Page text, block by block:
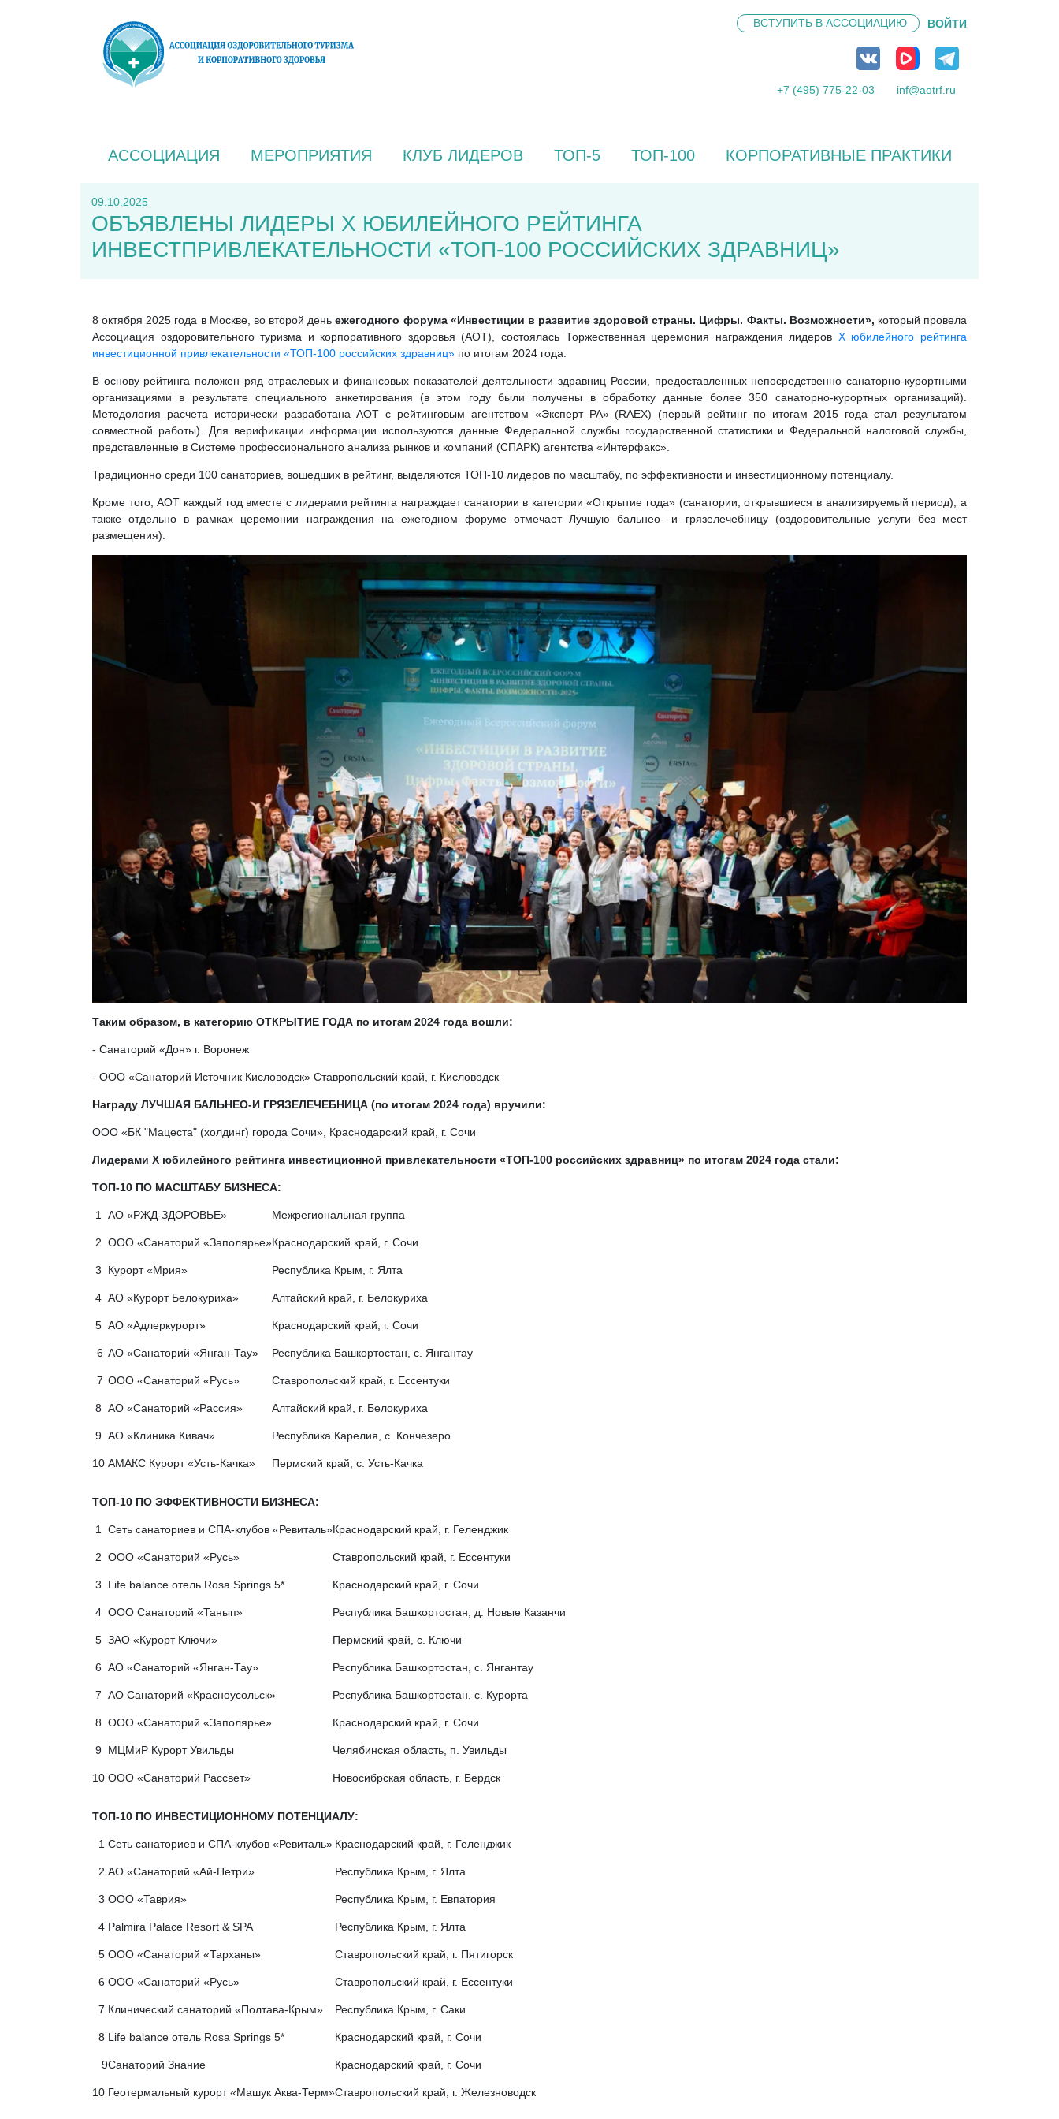
ВСТУПИТЬ В АССОЦИАЦИЮ ВОЙТИ
+7 (495) 775-22-03 inf@aotrf.ru
АССОЦИАЦИЯ МЕРОПРИЯТИЯ КЛУБ ЛИДЕРОВ ТОП-5 ТОП-100 КОРПОРАТИВНЫЕ ПРАКТИКИ
09.10.2025
ОБЪЯВЛЕНЫ ЛИДЕРЫ Х ЮБИЛЕЙНОГО РЕЙТИНГА
ИНВЕСТПРИВЛЕКАТЕЛЬНОСТИ «ТОП-100 РОССИЙСКИХ ЗДРАВНИЦ»
8 октября 2025 года в Москве, во второй деньежегодного форума «Инвестиции в развитие здоровой страны. Цифры. Факты. Возможности», который провела
Ассоциация оздоровительного туризма и корпоративного здоровья (АОТ), состоялась Торжественная церемония награждения лидеров Х юбилейного рейтинга
инвестиционной привлекательности «ТОП-100 российских здравниц» по итогам 2024 года.
В основу рейтинга положен ряд отраслевых и финансовых показателей деятельности здравниц России, предоставленных непосредственно санаторно-курортными
организациями в результате специального анкетирования (в этом году были получены в обработку данные более 350 санаторно-курортных организаций).
Методология расчета исторически разработана АОТ с рейтинговым агентством «Эксперт РА» (RAEX) (первый рейтинг по итогам 2015 года стал результатом
совместной работы). Для верификации информации используются данные Федеральной службы государственной статистики и Федеральной налоговой службы,
представленные в Системе профессионального анализа рынков и компаний (СПАРК) агентства «Интерфакс».
Традиционно среди 100 санаториев, вошедших в рейтинг, выделяются ТОП-10 лидеров по масштабу, по эффективности и инвестиционному потенциалу.
Кроме того, АОТ каждый год вместе с лидерами рейтинга награждает санатории в категории «Открытие года» (санатории, открывшиеся в анализируемый период), а
также отдельно в рамках церемонии награждения на ежегодном форуме отмечает Лучшую бальнео- и грязелечебницу (оздоровительные услуги без мест
размещения).
Таким образом, в категорию ОТКРЫТИЕ ГОДА по итогам 2024 года вошли:
- Санаторий «Дон» г. Воронеж
- ООО «Санаторий Источник Кисловодск» Ставропольский край, г. Кисловодск
Награду ЛУЧШАЯ БАЛЬНЕО-И ГРЯЗЕЛЕЧЕБНИЦА (по итогам 2024 года) вручили:
ООО «БК "Мацеста" (холдинг) города Сочи», Краснодарский край, г. Сочи
Лидерами Х юбилейного рейтинга инвестиционной привлекательности «ТОП-100 российских здравниц» по итогам 2024 года стали:
ТОП-10 ПО МАСШТАБУ БИЗНЕСА:
1 АО «РЖД-ЗДОРОВЬЕ» Межрегиональная группа
2 ООО «Санаторий «Заполярье»Краснодарский край, г. Сочи
3 Курорт «Мрия» Республика Крым, г. Ялта
4 АО «Курорт Белокуриха» Алтайский край, г. Белокуриха
5 АО «Адлеркурорт» Краснодарский край, г. Сочи
6 АО «Санаторий «Янган-Тау» Республика Башкортостан, с. Янгантау
7 ООО «Санаторий «Русь» Ставропольский край, г. Ессентуки
8 АО «Санаторий «Рассия» Алтайский край, г. Белокуриха
9 АО «Клиника Кивач» Республика Карелия, с. Кончезеро
10 АМАКС Курорт «Усть-Качка» Пермский край, с. Усть-Качка
ТОП-10 ПО ЭФФЕКТИВНОСТИ БИЗНЕСА:
1 Сеть санаториев и СПА-клубов «Ревиталь»Краснодарский край, г. Геленджик
2 ООО «Санаторий «Русь» Ставропольский край, г. Ессентуки
3 Life balance отель Rosa Springs 5* Краснодарский край, г. Сочи
4 ООО Санаторий «Танып» Республика Башкортостан, д. Новые Казанчи
5 ЗАО «Курорт Ключи» Пермский край, с. Ключи
6 АО «Санаторий «Янган-Тау» Республика Башкортостан, с. Янгантау
7 АО Санаторий «Красноусольск» Республика Башкортостан, с. Курорта
8 ООО «Санаторий «Заполярье» Краснодарский край, г. Сочи
9 МЦМиР Курорт Увильды Челябинская область, п. Увильды
10 ООО «Санаторий Рассвет» Новосибрская область, г. Бердск
ТОП-10 ПО ИНВЕСТИЦИОННОМУ ПОТЕНЦИАЛУ:
1 Сеть санаториев и СПА-клубов «Ревиталь» Краснодарский край, г. Геленджик
2 АО «Санаторий «Ай-Петри» Республика Крым, г. Ялта
3 ООО «Таврия» Республика Крым, г. Евпатория
4 Palmira Palace Resort & SPA Республика Крым, г. Ялта
5 ООО «Санаторий «Тарханы» Ставропольский край, г. Пятигорск
6 ООО «Санаторий «Русь» Ставропольский край, г. Ессентуки
7 Клинический санаторий «Полтава-Крым» Республика Крым, г. Саки
8 Life balance отель Rosa Springs 5* Краснодарский край, г. Сочи
9Санаторий Знание Краснодарский край, г. Сочи
10 Геотермальный курорт «Машук Аква-Терм»Ставропольский край, г. Железноводск